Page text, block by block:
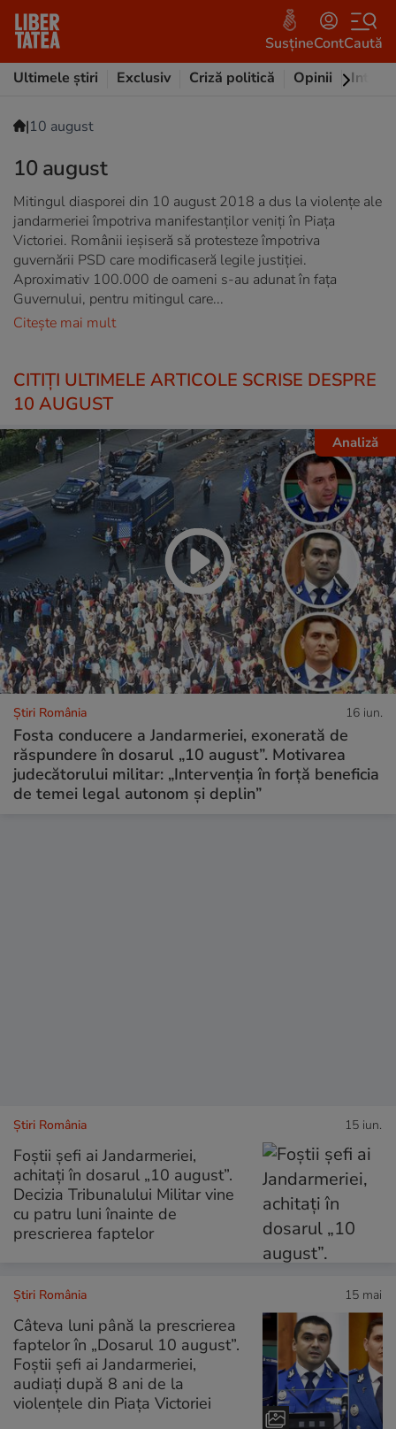
SusțineContCaută
Ultimele știri
Exclusiv Criză politică Opinii
|10 august
10 august
Mitingul diasporei din 10 august 2018 a dus la violențe ale
jandarmeriei împotriva manifestanților veniți în Piața
Victoriei. Românii ieșiseră să protesteze împotriva
guvernării PSD care modificaseră legile justiției.
Aproximativ 100.000 de oameni s-au adunat în fața
Guvernului, pentru mitingul care...
Citește mai mult
CITIȚI ULTIMELE ARTICOLE SCRISE DESPRE
10 AUGUST
Analiză
Știri România 16 iun.
Fosta conducere a Jandarmeriei, exonerată de
răspundere în dosarul „10 august”. Motivarea
judecătorului militar: „Intervenția în forță beneficia
de temei legal autonom și deplin”
Știri România 15 iun.
Foștii șefi ai Jandarmeriei,
achitați în dosarul „10 august”.
Decizia Tribunalului Militar vine
cu patru luni înainte de
prescrierea faptelor
Știri România 15 mai
Câteva luni până la prescrierea
faptelor în „Dosarul 10 august”.
Foștii șefi ai Jandarmeriei,
audiați după 8 ani de la
violențele din Piața Victoriei